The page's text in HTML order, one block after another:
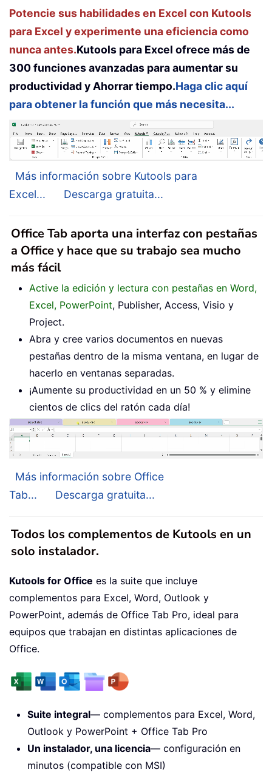
Potencie sus habilidades en Excel con Kutools
para Excel y experimente una eficiencia como
nunca antes.Kutools para Excel ofrece más de
300 funciones avanzadas para aumentar su
productividad y Ahorrar tiempo.Haga clic aquí
para obtener la función que más necesita...
Más información sobre Kutools para
Excel...
Descarga gratuita...
Office Tab aporta una interfaz con pestañas
a Office y hace que su trabajo sea mucho
más fácil
Active la edición y lectura con pestañas en Word,
Excel, PowerPoint, Publisher, Access, Visio y
Project.
Abra y cree varios documentos en nuevas
pestañas dentro de la misma ventana, en lugar de
hacerlo en ventanas separadas.
¡Aumente su productividad en un 50 % y elimine
cientos de clics del ratón cada día!
Más información sobre Office
Tab...
Descarga gratuita...
Todos los complementos de Kutools en un
solo instalador.
Kutools for Office es la suite que incluye
complementos para Excel, Word, Outlook y
PowerPoint, además de Office Tab Pro, ideal para
equipos que trabajan en distintas aplicaciones de
Office.
Suite integral— complementos para Excel, Word,
Outlook y PowerPoint + Office Tab Pro
Un instalador, una licencia— configuración en
minutos (compatible con MSI)